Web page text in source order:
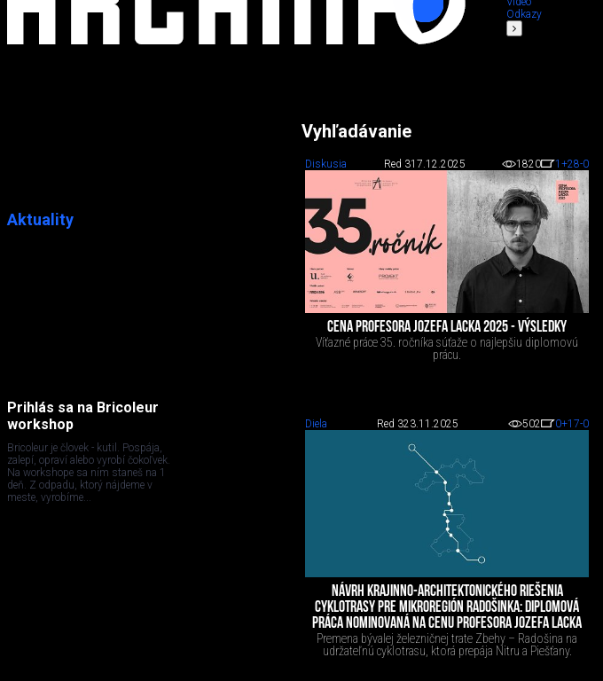
Odkazy
Aktuality
Prihlás sa na Bricoleur
workshop
Bricoleur je človek - kutil. Pospája,
zalepí, opraví alebo vyrobí čokoľvek.
Na workshope sa ním staneš na 1
deň. Z odpadu, ktorý nájdeme v
meste, vyrobíme...
Vyhľadávanie
Diskusia Red 317.12.2025 1820 1 +28-0
CENA PROFESORA JOZEFA LACKA 2025 - VÝSLEDKY
Víťazné práce 35. ročníka súťaže o najlepšiu diplomovú
prácu.
Diela Red 323.11.2025 502 0+17-0
NÁVRH KRAJINNO-ARCHITEKTONICKÉHO RIEŠENIA
CYKLOTRASY PRE MIKROREGIÓN RADOŠINKA: DIPLOMOVÁ
PRÁCA NOMINOVANÁ NA CENU PROFESORA JOZEFA LACKA
Premena bývalej železničnej trate Zbehy – Radošina na
udržateľnú cyklotrasu, ktorá prepája Nitru a Piešťany.